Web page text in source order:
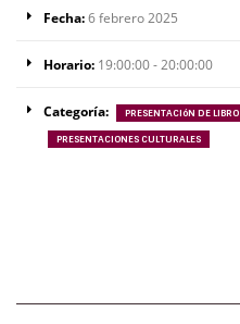
Fecha:6 febrero 2025
Horario: 19:00:00 - 20:00:00
Categoría: PRESENTACIóN DE LIBRO
PRESENTACIONES CULTURALES